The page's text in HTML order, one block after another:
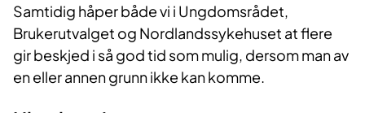
Samtidig håper både vi i Ungdomsrådet,
Brukerutvalget og Nordlandssykehuset at flere
gir beskjed i så god tid som mulig, dersom man av
en eller annen grunn ikke kan komme.